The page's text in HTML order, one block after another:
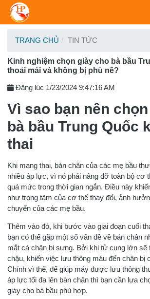
TRANG CHỦ TIN TỨC
Kinh nghiệm chọn giày cho bà bầu
thoải mái và không bị phù nề?
Đăng lúc 1/23/2024 9:47:16 AM
Vì sao bạn nên
bà bầu Trung Quốc
thai
Khi mang thai, bàn chân của các mẹ bầu
nhiều áp lực, vì nó phải nâng đỡ toàn bộ cơ
quá mức trong thời gian ngắn. Điều này
như trọng tâm của cơ thể thay đổi, ảnh
chuyển của các mẹ bầu.
Thêm vào đó, khi bước vào giai đoạn cuối
bạn có thể gặp một số vấn đề về bán chân
mắt cá chân bị sưng. Bởi khi tử cung lớn sẽ
chậu, khiến việc lưu thông máu đến chân bị
Chính vì thế, để giúp máy được lưu thông
áp lực tối đa lên bàn chân thì bạn cần lựa
giày cho bà bầu phù hợp.